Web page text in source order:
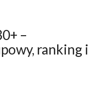
–
ranking i